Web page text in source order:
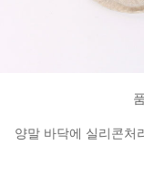
양말 바닥에 실리콘처